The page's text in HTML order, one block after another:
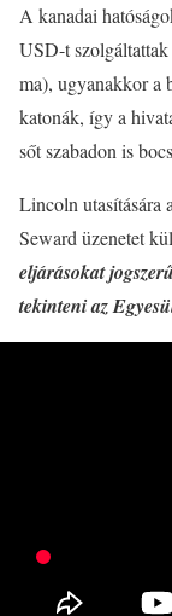
A kanadai
USD-t
ma), ugyanakkor a
katonák, így a
sőt szabadon is
Lincoln utasítására
Seward üzenetet
eljárásokat
tekinteni az